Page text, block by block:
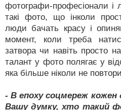
фотографи-професіонали і
такі фото, що інколи
люди бачать красу і
момент, коли треба
затвора чи навіть просто
талант у фото полягає у
яка більше ніколи не
- В епоху соцмереж
Вашу думку, хто такий